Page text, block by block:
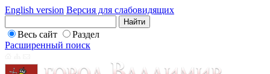
English version Версия для слабовидящих
Весь сайт
Раздел
Расширенный поиск